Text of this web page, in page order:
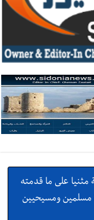
مثنيا على ما قدمته
مسلمين ومسيحيين